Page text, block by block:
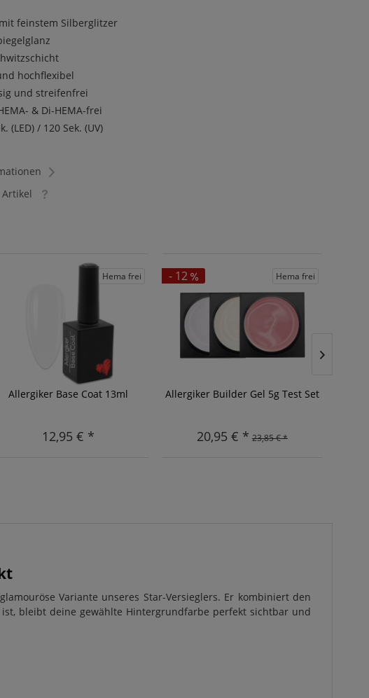
feinstem Silberglitzer
hochflexibel
und streifenfrei
& Di-HEMA-frei
(LED) / 120 Sek. (UV)
Artikel
Hema frei
Allergiker Base Coat 13ml
12,95 € *
- 12 Hema frei
Allergiker Builder Gel 5g Test Set
20,95 € * 23,85 € *
Variante unseres Star-Versieglers. Er kombiniert den
bleibt deine gewählte Hintergrundfarbe perfekt sichtbar und